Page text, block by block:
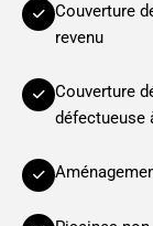
Couverture
revenu
Couverture
défectueuse